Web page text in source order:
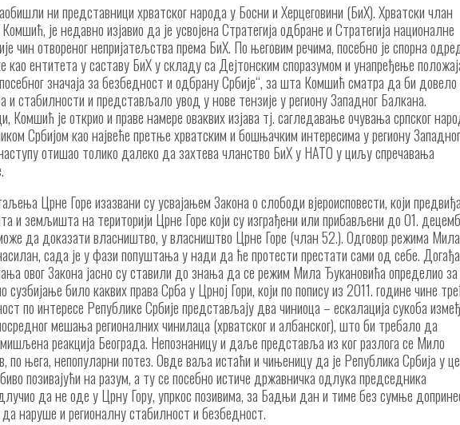
ни представници хрватског народа у Босни и Херцеговини (БиХ). Хрватски члан
је недавно изјавио да је усвојена Стратегија одбране и Стратегија националне
чин отвореног непријатељства према БиХ. По његовим речима, посебно је спорна
као ентитета у саставу БиХ у складу са Дејтонским споразумом и унапређење
значаја за безбедност и одбрану Србије“, за шта Комшић сматра да би
и стабилности и представљало увод у нове тензије у региону Западног Балкана.
Комшић је открио и праве намере оваквих изјавa тј. сагледавање очувања српског
Србијом као највеће претње хрватским и бошњачким интересима у региону Западног
отишао толико далеко да захтева чланство БиХ у НАТО у циљу спречавања
Црне Горе изазвани су усвајањем Закона о слободи вјероисповести, који предвиђа
и земљишта на територији Црне Горе који су изграђени или прибављени до 01.
да доказати власништво, у власништво Црне Горе (члан 52.). Одговор режима Мила
сада је у фази попуштања у нади да ће протести престати сами од себе.
овог Закона јасно су ставили до знања да се режим Мила Ђукановића определио за
сузбијање било каквих права Срба у Црној Гори, који по попису из 2011. године чине
по интересе Републике Србије представљају два чиниоца – ескалација сукоба
мешања регионалних чинилаца (хрватског и албанског), што би требало да
реакција Београда. Непознаницу и даље представља из ког разлога се Мило
по њега, непопуларни потез. Овде ваља истаћи и чињеницу да је Република Србија у
позивајући на разум, а ту се посебно истиче државничка одлука председника
да не оде у Црну Гору, упркос позивима, за Бадњи дан и тиме без сумње
наруше и регионалну стабилност и безбедност.